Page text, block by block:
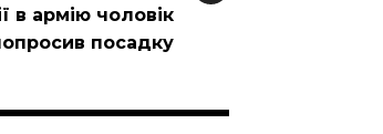
в армію чоловік
посадку